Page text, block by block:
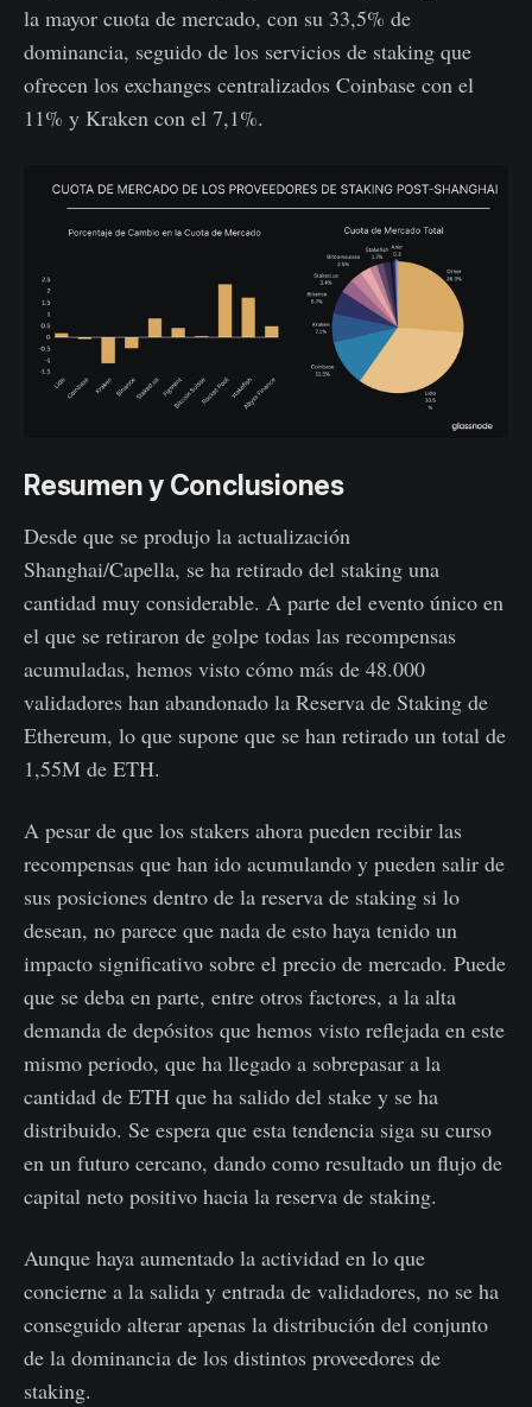
la mayor cuota de mercado, con su 33,5% de
dominancia, seguido de los servicios de staking que
ofrecen los exchanges centralizados Coinbase con el
11% y Kraken con el 7,1%.
Resumen y Conclusiones
Desde que se produjo la actualización
Shanghai/Capella, se ha retirado del staking una
cantidad muy considerable. A parte del evento único en
el que se retiraron de golpe todas las recompensas
acumuladas, hemos visto cómo más de 48.000
validadores han abandonado la Reserva de Staking de
Ethereum, lo que supone que se han retirado un total de
1,55M de ETH.
A pesar de que los stakers ahora pueden recibir las
recompensas que han ido acumulando y pueden salir de
sus posiciones dentro de la reserva de staking si lo
desean, no parece que nada de esto haya tenido un
impacto significativo sobre el precio de mercado. Puede
que se deba en parte, entre otros factores, a la alta
demanda de depósitos que hemos visto reflejada en este
mismo periodo, que ha llegado a sobrepasar a la
cantidad de ETH que ha salido del stake y se ha
distribuido. Se espera que esta tendencia siga su curso
en un futuro cercano, dando como resultado un flujo de
capital neto positivo hacia la reserva de staking.
Aunque haya aumentado la actividad en lo que
concierne a la salida y entrada de validadores, no se ha
conseguido alterar apenas la distribución del conjunto
de la dominancia de los distintos proveedores de
staking.